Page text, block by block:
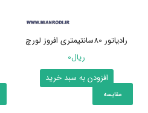
رادیاتور 80سانتیمتری افروز لورچ
ریال0
افزودن به سبد خرید
مقایسه